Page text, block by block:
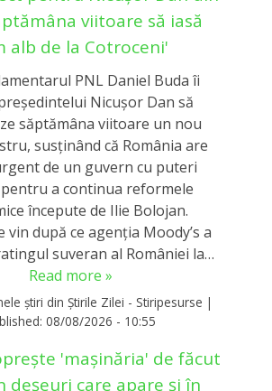
viitoare să iasă
alb de la Cotroceni'
PNL Daniel Buda îi
Nicușor Dan să
săptămâna viitoare un nou
susținând că România are
de un guvern cu puteri
a continua reformele
începute de Ilie Bolojan.
vin după ce agenția Moody’s a
suveran al României la…
Read more »
știri din Știrile Zilei - Stiripesurse |
08/08/2026 - 10:55
'mașinăria' de făcut
deșeuri care apare și în